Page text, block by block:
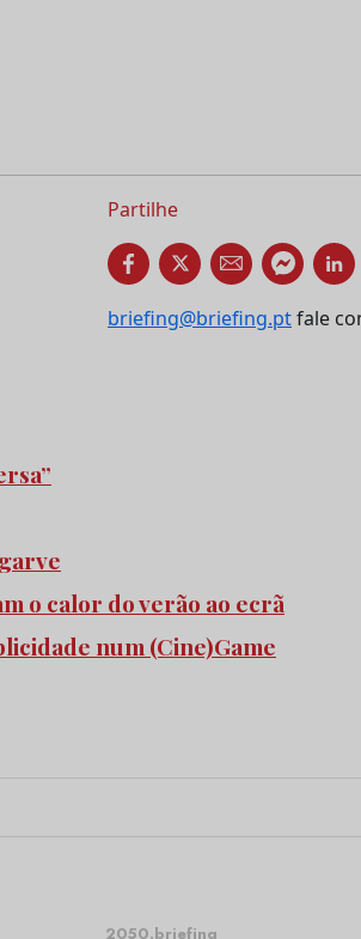
Partilhe
briefing@briefing.ptfale
o calor do verão ao ecrã
num (Cine)Game
2050.briefing